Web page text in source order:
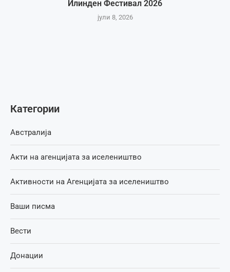
Илинден Фестивал 2026
јули 8, 2026
Категории
Австралија
Акти на агенцијата за иселеништво
Активности на Агенцијата за иселеништво
Ваши писма
Вести
Донации